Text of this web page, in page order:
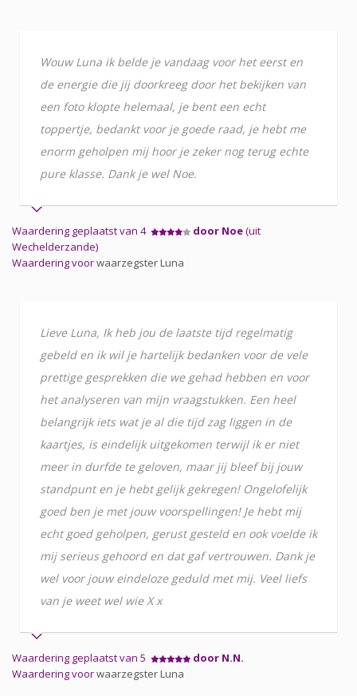
Wouw Luna ik belde je vandaag voor het eerst en
de energie die jij doorkreeg door het bekijken van
een foto klopte helemaal, je bent een echt
toppertje, bedankt voor je goede raad, je hebt me
enorm geholpen mij hoor je zeker nog terug echte
pure klasse. Dank je wel Noe.
Waardering geplaatst van 4 door Noe(uit
Wechelderzande)
Waardering voorwaarzegster Luna
Lieve Luna, Ik heb jou de laatste tijd regelmatig
gebeld en ik wil je hartelijk bedanken voor de vele
prettige gesprekken die we gehad hebben en voor
het analyseren van mijn vraagstukken. Een heel
belangrijk iets wat je al die tijd zag liggen in de
kaartjes, is eindelijk uitgekomen terwijl ik er niet
meer in durfde te geloven, maar jij bleef bij jouw
standpunt en je hebt gelijk gekregen! Ongelofelijk
goed ben je met jouw voorspellingen! Je hebt mij
echt goed geholpen, gerust gesteld en ook voelde ik
mij serieus gehoord en dat gaf vertrouwen. Dank je
wel voor jouw eindeloze geduld met mij. Veel liefs
van je weet wel wie X x
Waardering geplaatst van 5
door N.N.
Waardering voorwaarzegster Luna